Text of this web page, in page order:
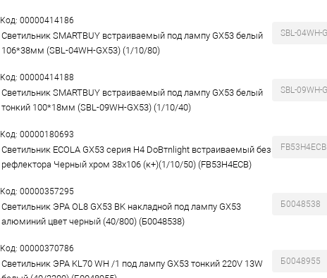
Код: 00000414186
Светильник SMARTBUY встраиваемый под лампу GX53 белый
106*38мм (SBL-04WH-GX53) (1/10/80)
SBL-04WH-
Код: 00000414188
Светильник SMARTBUY встраиваемый под лампу GX53 белый
тонкий 100*18мм (SBL-09WH-GX53) (1/10/40)
SBL-09WH-
Код: 00000180693
Светильник ECOLA GX53 серия H4 DoВтnlight встраиваемый без
рефлектора Черный хром 38x106 (к+)(1/10/50) (FB53H4ECB)
FB53H4ECB
Код: 00000357295
Светильник ЭРА OL8 GX53 BK накладной под лампу GX53
алюминий цвет черный (40/800) (Б0048538)
Б0048538
Код: 00000370786
Светильник ЭРА KL70 WH /1 под лампу GX53 тонкий 220V 13W
Б0048955